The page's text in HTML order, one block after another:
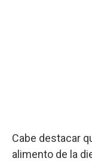
Cabe destacar
alimento de la